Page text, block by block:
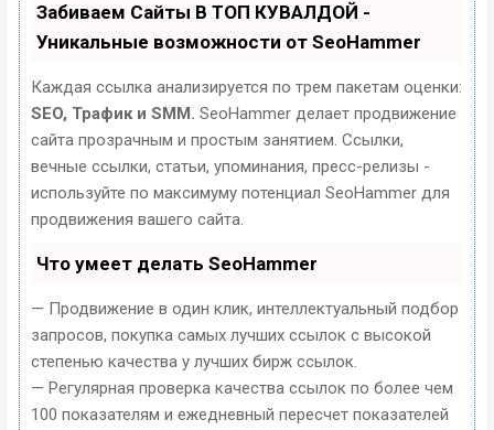
Забиваем Сайты В ТОП КУВАЛДОЙ -
Уникальные возможности от SeoHammer
Каждая ссылка анализируется по трем пакетам оценки:
SEO, Трафик и SMM. SeoHammer делает продвижение
сайта прозрачным и простым занятием. Ссылки,
вечные ссылки, статьи, упоминания, пресс-релизы -
используйте по максимуму потенциал SeoHammer для
продвижения вашего сайта.
Что умеет делать SeoHammer
— Продвижение в один клик, интеллектуальный подбор
запросов, покупка самых лучших ссылок с высокой
степенью качества у лучших бирж ссылок.
— Регулярная проверка качества ссылок по более чем
100 показателям и ежедневный пересчет показателей